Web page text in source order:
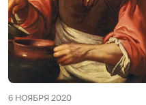
6 НОЯБРЯ 2020